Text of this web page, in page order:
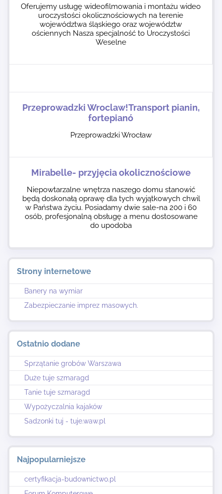
Strony internetowe
Banery na wymiar
Zabezpieczanie imprez masowych.
Ostatnio dodane
Sprzątanie grobów Warszawa
Duże tuje szmaragd
Tanie tuje szmaragd
Wypożyczalnia kajaków
Sadzonki tuj - tuje.waw.pl
Najpopularniejsze
certyfikacja-budownictwo.pl
Oferujemy usługę wideofilmowania i montażu wideo
uroczystości okolicznościowych na terenie
województwa śląskiego oraz województw
ościennych Nasza specjalność to Uroczystości
Weselne
Przeprowadzki Wroclaw!Transport pianin,
fortepianó
Przeprowadzki Wrocław
Mirabelle- przyjęcia okolicznościowe
Niepowtarzalne wnętrza naszego domu stanowić
będą doskonałą oprawę dla tych wyjątkowych chwil
w Państwa życiu. Posiadamy dwie sale-na 200 i 60
osób, profesjonalną obsługę a menu dostosowane
do upodoba